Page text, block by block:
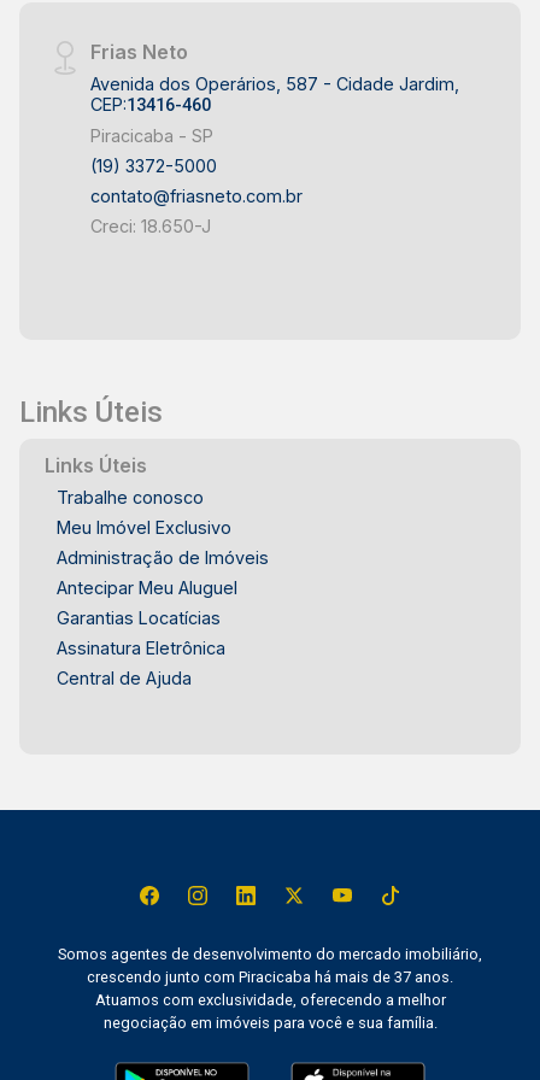
Frias Neto
Avenida dos Operários, 587 - Cidade Jardim,
CEP:13416-460
Piracicaba - SP
(19) 3372-5000
contato@friasneto.com.br
Creci: 18.650-J
Links Úteis
Links Úteis
Trabalhe conosco
Meu Imóvel Exclusivo
Administração de Imóveis
Antecipar Meu Aluguel
Garantias Locatícias
Assinatura Eletrônica
Central de Ajuda
Somos agentes de desenvolvimento do mercado imobiliário,
crescendo junto com Piracicaba há mais de 37 anos.
Atuamos com exclusividade, oferecendo a melhor
negociação em imóveis para você e sua família.